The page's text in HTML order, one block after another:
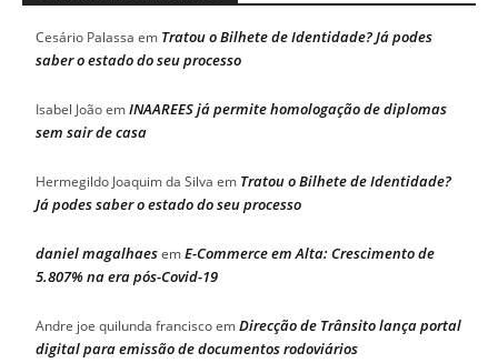
Cesário Palassa em Tratou o Bilhete de Identidade? Já podes
saber o estado do seu processo
Isabel JoãoemINAAREES já permite homologação de diplomas
sem sair de casa
Hermegildo Joaquim da Silva em Tratou o Bilhete de Identidade?
Já podes saber o estado do seu processo
daniel magalhaesemE-Commerce em Alta: Crescimento de
5.807% na era pós-Covid-19
Andre joe quilunda franciscoemDirecção de Trânsito lança portal
digital para emissão de documentos rodoviários